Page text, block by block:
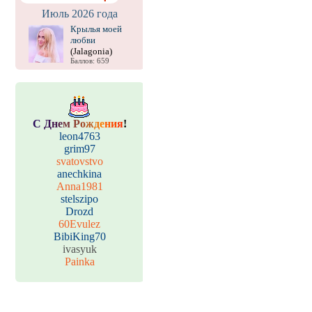
Июль 2026 года
Крылья моей
любви
(Jalagonia)
Баллов: 659
С Днем Рождения!
leon4763
grim97
svatovstvo
anechkina
Anna1981
stelszipo
Drozd
60Evulez
BibiKing70
ivasyuk
Painka